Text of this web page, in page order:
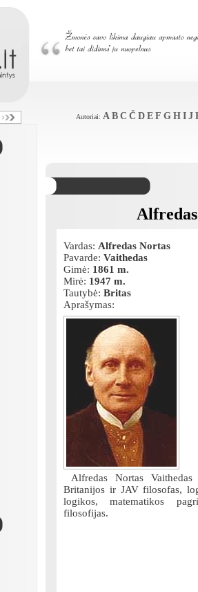
Autoriai: A B C Č D E F G H I J
Vardas: Alfredas Nortas
Pavarde: Vaithedas
Gimė: 1861 m.
Mirė: 1947 m.
Tautybė: Britas
Aprašymas:
Alfredas Nortas
Britanijos ir JAV filosofas,
logikos, matematikos
filosofijas.